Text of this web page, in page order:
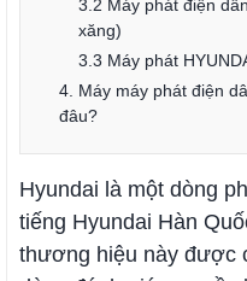
3.2 Máy phát điện
xăng)
3.3 Máy phát
4. Máy máy phát điện
đâu?
Hyundai là một dòng
tiếng Hyundai Hàn
thương hiệu này được